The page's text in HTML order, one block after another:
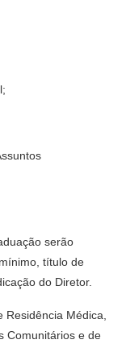
serão
título de
do Diretor.
Médica,
Comunitários e de